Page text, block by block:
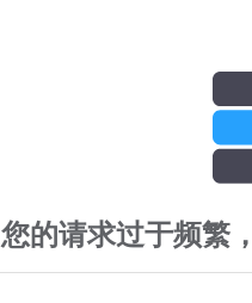
您的请求过于频繁